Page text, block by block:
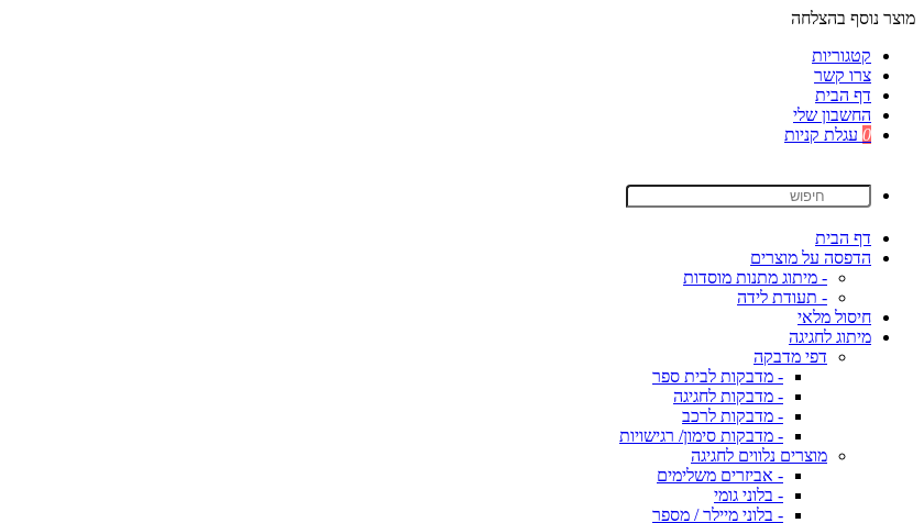
מוצר נוסף בהצלחה
קטגוריות
צרו קשר
דף הבית
החשבון שלי
0 עגלת קניות
דף הבית
הדפסה על מוצרים
- מיתוג מתנות מוסדות
- תעודת לידה
חיסול מלאי
מיתוג לחגיגה
דפי מדבקה
- מדבקות לבית ספר
- מדבקות לחגיגה
- מדבקות לרכב
- מדבקות סימון/ רגישויות
מוצרים נלווים לחגיגה
- אביזרים משלימים
- בלוני גומי
- בלוני מיילר / מספר